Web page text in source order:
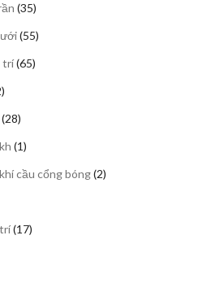
3535
phẩm
5555
phẩm
trí 6565
2
phẩm
2828
phẩm
11
phẩm
cầu cổng bóng 22
1717